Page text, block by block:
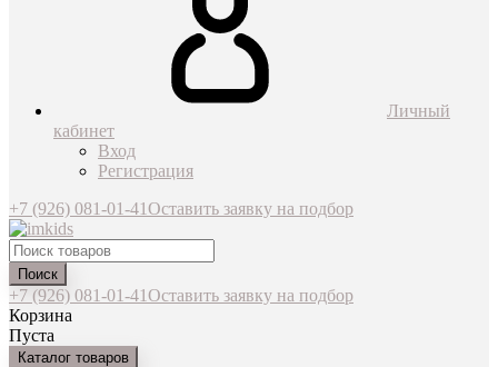
Личный
кабинет
Вход
Регистрация
+7 (926) 081-01-41Оставить заявку на подбор
Поиск
+7 (926) 081-01-41Оставить заявку на подбор
Корзина
Пуста
Каталог товаров